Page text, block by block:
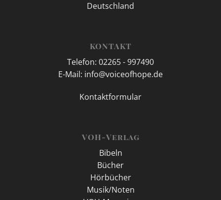
Deutschland
KONTAKT
Telefon: 02265 - 997490
E-Mail: info@voiceofhope.de
Kontaktformular
VOH-Verlag
Bibeln
Bücher
Hörbücher
Musik/Noten